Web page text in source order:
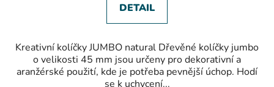
DETAIL
Kreativní kolíčky JUMBO natural Dřevěné kolíčky jumbo
o velikosti 45 mm jsou určeny pro dekorativní a
aranžérské použití, kde je potřeba pevnější úchop. Hodí
se k uchycení...